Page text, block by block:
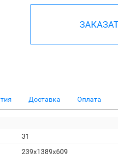
Доставка Оплата
31
239x1389x609